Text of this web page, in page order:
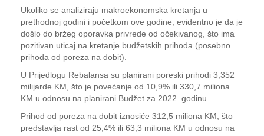
Ukoliko se analiziraju makroekonomska kretanja u
prethodnoj godini i početkom ove godine, evidentno je da je
došlo do bržeg oporavka privrede od očekivanog, što ima
pozitivan uticaj na kretanje budžetskih prihoda (posebno
prihoda od poreza na dobit).
U Prijedlogu Rebalansa su planirani poreski prihodi 3,352
milijarde KM, što je povećanje od 10,9% ili 330,7 miliona
KM u odnosu na planirani Budžet za 2022. godinu.
Prihod od poreza na dobit iznosiće 312,5 miliona KM, što
predstavlja rast od 25,4% ili 63,3 miliona KM u odnosu na